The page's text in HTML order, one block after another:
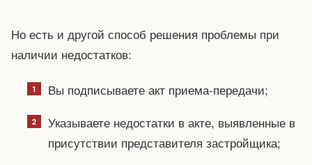
Но есть и другой способ решения проблемы при
наличии недостатков:
Вы подписываете акт приема-передачи;
Указываете недостатки в акте, выявленные в
присутствии представителя застройщика;